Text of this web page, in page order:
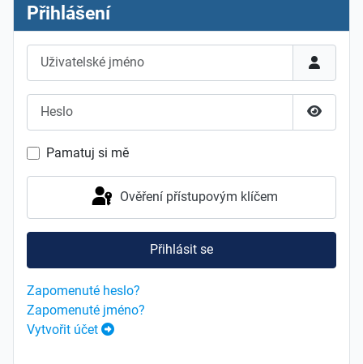
Přihlášení
Pamatuj si mě
Ověření přístupovým klíčem
Přihlásit se
Zapomenuté heslo?
Zapomenuté jméno?
Vytvořit účet